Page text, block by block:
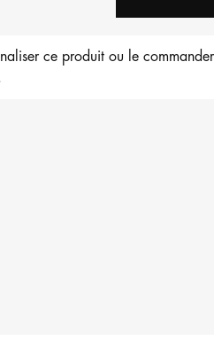
ce produit ou le